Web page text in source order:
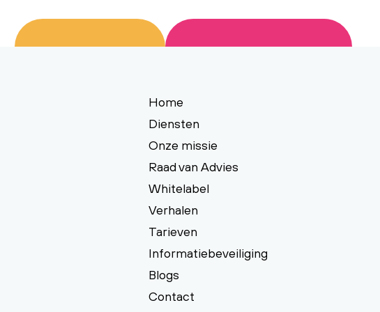
Home
Diensten
Onze missie
Raad van Advies
Whitelabel
Verhalen
Tarieven
Informatiebeveiliging
Blogs
Contact